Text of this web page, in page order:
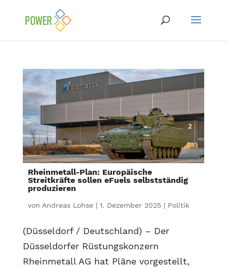
Rheinmetall-Plan: Europäische
Streitkräfte sollen eFuels selbstständig
produzieren
von Andreas Lohse| 1. Dezember 2025| Politik
(Düsseldorf / Deutschland) – Der
Düsseldorfer Rüstungskonzern
Rheinmetall AG hat Pläne vorgestellt,